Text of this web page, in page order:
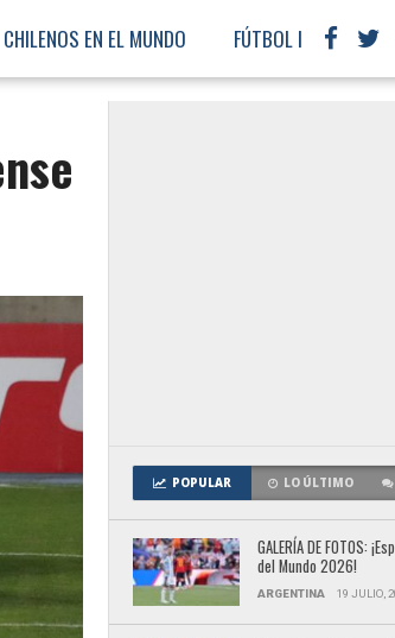
CHILENOS EN EL MUNDO FÚTBOL
POPULAR LO ÚLTIMO
GALERÍA DE FOTOS:
del Mundo 2026!
ARGENTINA 19 JULIO,